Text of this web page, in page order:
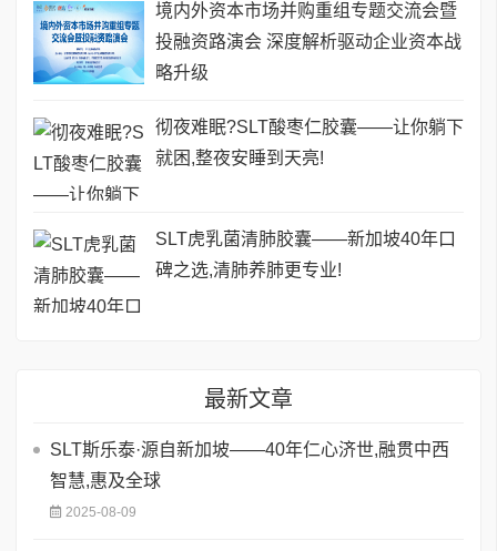
境内外资本市场并购重组专题交流会暨
投融资路演会 深度解析驱动企业资本战
略升级
彻夜难眠?SLT酸枣仁胶囊——让你躺下
就困,整夜安睡到天亮!
SLT虎乳菌清肺胶囊——新加坡40年口
碑之选,清肺养肺更专业!
最新文章
SLT斯乐泰·源自新加坡——40年仁心济世,融贯中西
智慧,惠及全球
2025-08-09